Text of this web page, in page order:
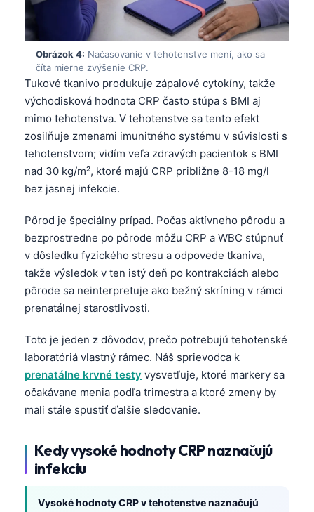
Obrázok 4: Načasovanie v tehotenstve mení, ako sa
číta mierne zvýšenie CRP.
Tukové tkanivo produkuje zápalové cytokíny, takže
východisková hodnota CRP často stúpa s BMI aj
mimo tehotenstva. V tehotenstve sa tento efekt
zosilňuje zmenami imunitného systému v súvislosti s
tehotenstvom; vidím veľa zdravých pacientok s BMI
nad 30 kg/m², ktoré majú CRP približne 8-18 mg/l
bez jasnej infekcie.
Pôrod je špeciálny prípad. Počas aktívneho pôrodu a
bezprostredne po pôrode môžu CRP a WBC stúpnuť
v dôsledku fyzického stresu a odpovede tkaniva,
takže výsledok v ten istý deň po kontrakciách alebo
pôrode sa neinterpretuje ako bežný skríning v rámci
prenatálnej starostlivosti.
Toto je jeden z dôvodov, prečo potrebujú tehotenské
laboratóriá vlastný rámec. Náš sprievodca k
prenatálne krvné testy vysvetľuje, ktoré markery sa
očakávane menia podľa trimestra a ktoré zmeny by
mali stále spustiť ďalšie sledovanie.
Kedy vysoké hodnoty CRP naznačujú
infekciu
Vysoké hodnoty CRP v tehotenstve naznačujú